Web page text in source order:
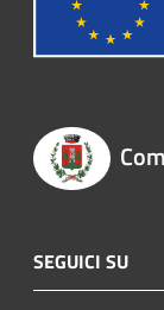
SEGUICI SU